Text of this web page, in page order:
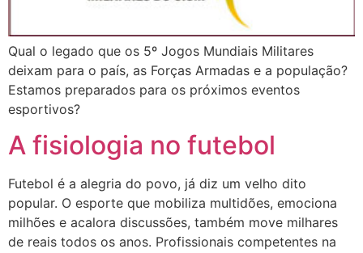
Qual o legado que os 5º Jogos Mundiais Militares
deixam para o país, as Forças Armadas e a população?
Estamos preparados para os próximos eventos
esportivos?
A fisiologia no futebol
Futebol é a alegria do povo, já diz um velho dito
popular. O esporte que mobiliza multidões, emociona
milhões e acalora discussões, também move milhares
de reais todos os anos. Profissionais competentes na